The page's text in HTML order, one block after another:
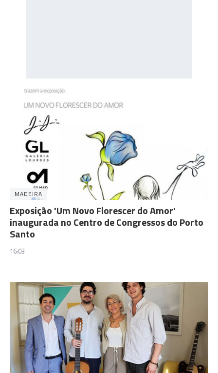
MADEIRA
Exposição 'Um Novo Florescer do Amor'
inaugurada no Centro de Congressos do Porto
Santo
16:03